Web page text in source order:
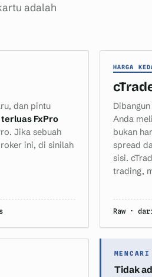
adalah
dan pintu
FxPro
Jika sebuah
ini, di sinilah
HARGA
Anda
bukan
spread
sisi.
trading,
Raw ·
Tidak